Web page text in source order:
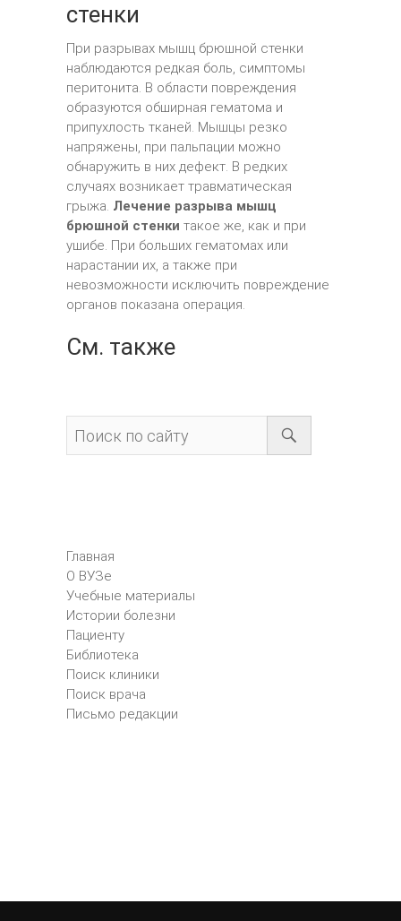
стенки
При разрывах мышц брюшной стенки
наблюдаются редкая боль, симптомы
перитонита. В области повреждения
образуются обширная гематома и
припухлость тканей. Мышцы резко
напряжены, при пальпации можно
обнаружить в них дефект. В редких
случаях возникает травматическая
грыжа. Лечение разрыва мышц
брюшной стенки такое же, как и при
ушибе. При больших гематомах или
нарастании их, а также при
невозможности исключить повреждение
органов показана операция.
См. также
Главная
О ВУЗе
Учебные материалы
Истории болезни
Пациенту
Библиотека
Поиск клиники
Поиск врача
Письмо редакции